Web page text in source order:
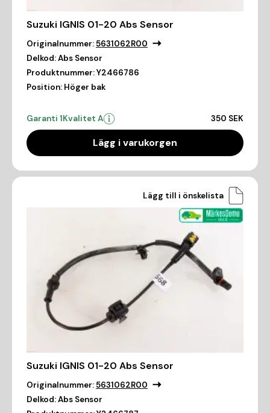
Suzuki IGNIS 01-20 Abs Sensor
Originalnummer:5631062R00
Delkod:Abs Sensor
Produktnummer:Y2466786
Position: Höger bak
Garanti 1Kvalitet A 350 SEK
Lägg i varukorgen
Lägg till i önskelista
Suzuki IGNIS 01-20 Abs Sensor
Originalnummer:5631062R00
Delkod:Abs Sensor